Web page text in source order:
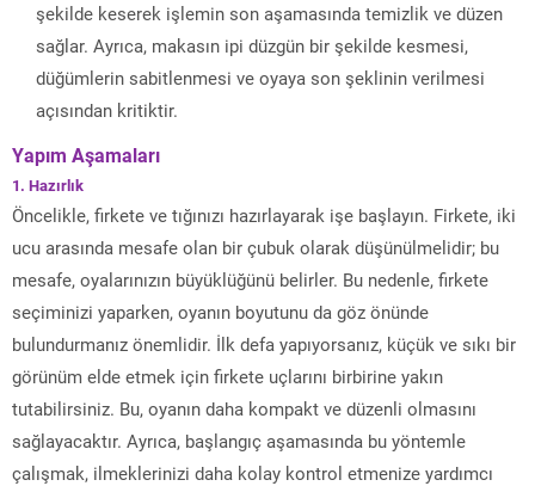
şekilde keserek işlemin son aşamasında temizlik ve düzen
sağlar. Ayrıca, makasın ipi düzgün bir şekilde kesmesi,
düğümlerin sabitlenmesi ve oyaya son şeklinin verilmesi
açısından kritiktir.
Yapım Aşamaları
1. Hazırlık
Öncelikle, firkete ve tığınızı hazırlayarak işe başlayın. Firkete, iki
ucu arasında mesafe olan bir çubuk olarak düşünülmelidir; bu
mesafe, oyalarınızın büyüklüğünü belirler. Bu nedenle, firkete
seçiminizi yaparken, oyanın boyutunu da göz önünde
bulundurmanız önemlidir. İlk defa yapıyorsanız, küçük ve sıkı bir
görünüm elde etmek için firkete uçlarını birbirine yakın
tutabilirsiniz. Bu, oyanın daha kompakt ve düzenli olmasını
sağlayacaktır. Ayrıca, başlangıç aşamasında bu yöntemle
çalışmak, ilmeklerinizi daha kolay kontrol etmenize yardımcı